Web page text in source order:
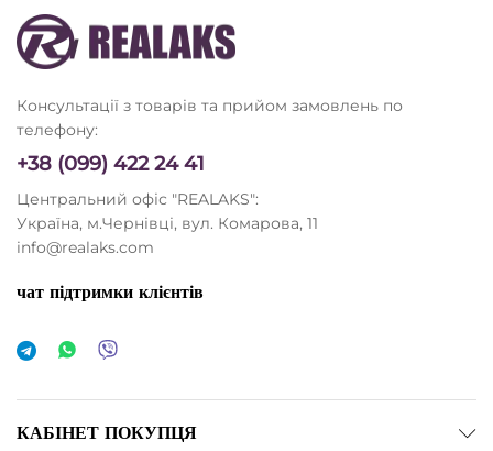
Консультації з товарів та прийом замовлень по
телефону:
+38 (099) 422 24 41
Центральний офіс "REALAKS":
Україна, м.Чернівці, вул. Комарова, 11
info@realaks.com
чат підтримки клієнтів
КАБІНЕТ ПОКУПЦЯ